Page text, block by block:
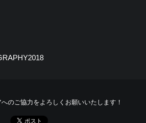
のご協力をよろしくお願いいたします！